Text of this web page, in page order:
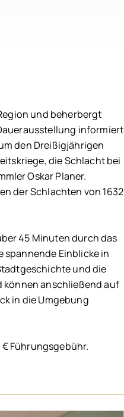
und beherbergt
informiert
den Dreißigjährigen
die Schlacht bei
Oskar Planer.
der Schlachten von 1632
45 Minuten durch das
spannende Einblicke in
und die
können anschließend auf
in die Umgebung
Führungsgebühr.